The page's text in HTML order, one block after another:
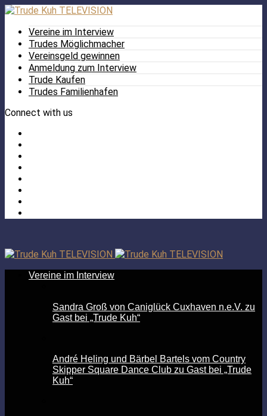
Vereine im Interview
Trudes Möglichmacher
Vereinsgeld gewinnen
Anmeldung zum Interview
Trude Kaufen
Trudes Familienhafen
Connect with us
Vereine im Interview
Sandra Groß von Caniglück Cuxhaven n.e.V. zu
Gast bei „Trude Kuh“
André Heling und Bärbel Bartels vom Country
Skipper Square Dance Club zu Gast bei „Trude
Kuh“